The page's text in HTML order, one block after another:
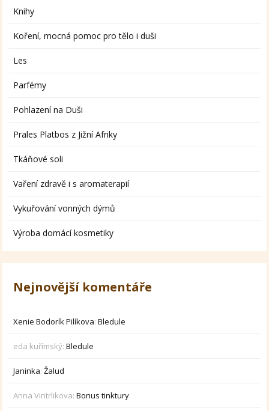
Knihy
Koření, mocná pomoc pro tělo i duši
Les
Parfémy
Pohlazení na Duši
Prales Platbos z Jižní Afriky
Tkáňové soli
Vaření zdravě i s aromaterapií
Vykuřování vonných dýmů
Výroba domácí kosmetiky
Nejnovější komentáře
Xenie Bodorík Pilíkova:Bledule
eda kuřímský:Bledule
Janinka:Žalud
Anna Vintrlikova:Bonus tinktury